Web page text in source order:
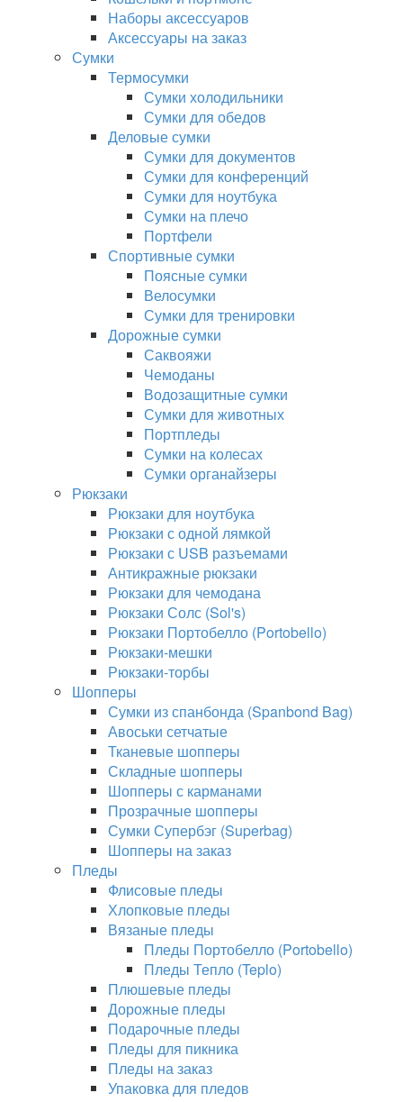
Наборы аксессуаров
Аксессуары на заказ
Сумки
Термосумки
Сумки холодильники
Сумки для обедов
Деловые сумки
Сумки для документов
Сумки для конференций
Сумки для ноутбука
Сумки на плечо
Портфели
Спортивные сумки
Поясные сумки
Велосумки
Сумки для тренировки
Дорожные сумки
Саквояжи
Чемоданы
Водозащитные сумки
Сумки для животных
Портпледы
Сумки на колесах
Сумки органайзеры
Рюкзаки
Рюкзаки для ноутбука
Рюкзаки с одной лямкой
Рюкзаки с USB разъемами
Антикражные рюкзаки
Рюкзаки для чемодана
Рюкзаки Солс (Sol's)
Рюкзаки Портобелло (Portobello)
Рюкзаки-мешки
Рюкзаки-торбы
Шопперы
Сумки из спанбонда (Spanbond Bag)
Авоськи сетчатые
Тканевые шопперы
Складные шопперы
Шопперы с карманами
Прозрачные шопперы
Сумки Супербэг (Superbag)
Шопперы на заказ
Пледы
Флисовые пледы
Хлопковые пледы
Вязаные пледы
Пледы Портобелло (Portobello)
Пледы Тепло (Teplo)
Плюшевые пледы
Дорожные пледы
Подарочные пледы
Пледы для пикника
Пледы на заказ
Упаковка для пледов